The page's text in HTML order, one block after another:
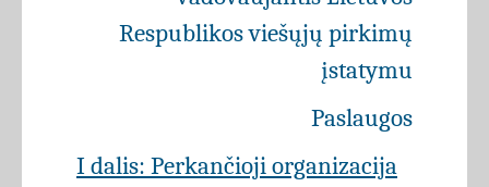
Respublikos viešųjų pirkimų
įstatymu
Paslaugos
I dalis: Perkančioji organizacija